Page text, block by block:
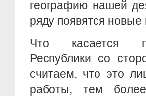
географию нашей
ряду появятся новые
Что касается
Республики со
считаем, что это
работы, тем